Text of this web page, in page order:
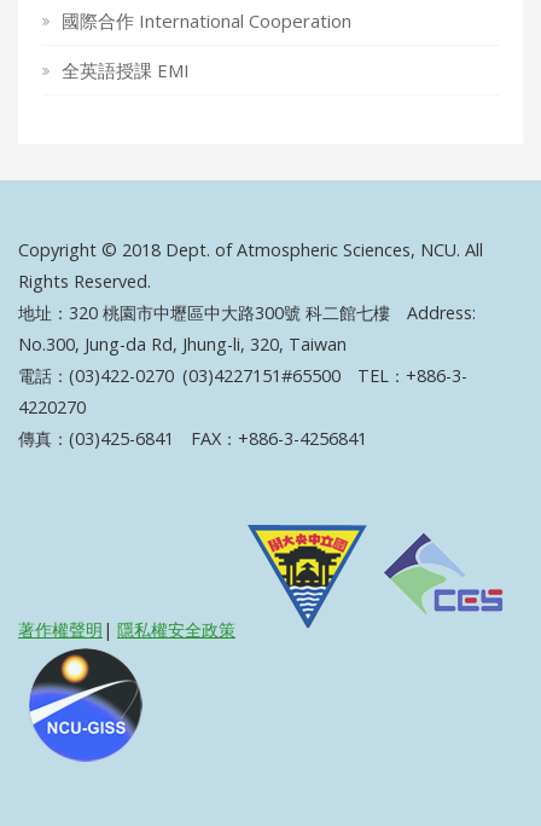
國際合作 International Cooperation
全英語授課 EMI
Copyright © 2018 Dept. of Atmospheric Sciences, NCU. All
Rights Reserved.
地址：320 桃園市中壢區中大路300號 科二館七樓 Address:
No.300, Jung-da Rd, Jhung-li, 320, Taiwan
電話：(03)422-0270 (03)4227151#65500 TEL：+886-3-
4220270
傳真：(03)425-6841 FAX：+886-3-4256841
著作權聲明 | 隱私權安全政策